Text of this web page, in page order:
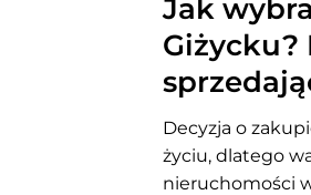
Jak
Decyzja o
życiu, dlatego
nieruchomości